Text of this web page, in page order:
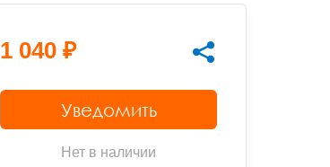
1 040 ₽
Уведомить
Нет в наличии